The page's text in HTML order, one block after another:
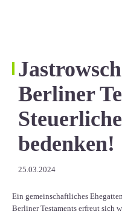
Berliner
bedenken!
25.03.2024
Ein gemeinschaftliches
Berliner Testaments erfreut sich
KONTAKT